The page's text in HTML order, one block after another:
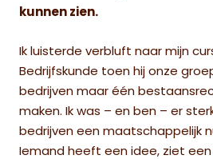
kunnen zien.
Ik luisterde verbluft naar mijn
Bedrijfskunde toen hij onze
bedrijven maar één
maken. Ik was – en ben – er
bedrijven een maatschappelijk
Iemand heeft een idee, ziet